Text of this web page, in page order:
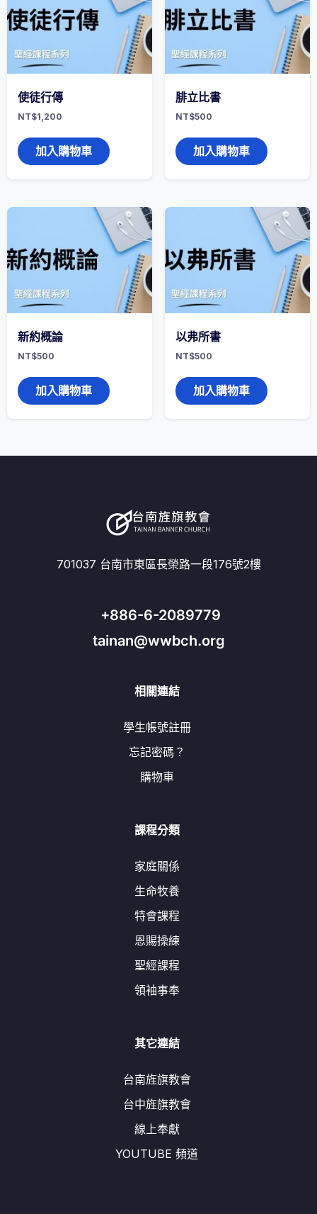
使徒行傳
NT$1,200
加入購物車
腓立比書
NT$500
加入購物車
新約概論
NT$500
加入購物車
以弗所書
NT$500
加入購物車
701037 台南市東區長榮路一段176號2樓
+886-6-2089779
tainan@wwbch.org
相關連結
學生帳號註冊
忘記密碼？
購物車
課程分類
家庭關係
生命牧養
特會課程
恩賜操練
聖經課程
領袖事奉
其它連結
台南旌旗教會
台中旌旗教會
線上奉獻
YOUTUBE 頻道